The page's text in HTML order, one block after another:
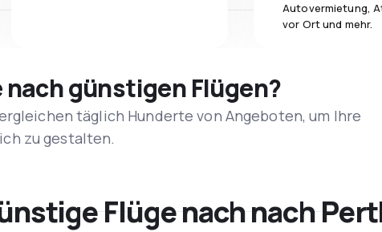
Autovermietung,
vor Ort und mehr.
nach günstigen Flügen?
täglich Hunderte von Angeboten, um Ihre
zu gestalten.
Flüge nach nach